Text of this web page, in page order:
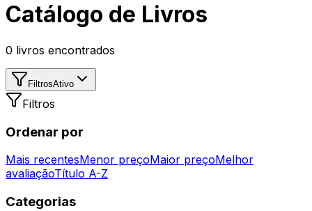
Catálogo de Livros
0 livros encontrados
FiltrosAtivo
Filtros
Ordenar por
Mais recentesMenor preçoMaior preçoMelhor
avaliaçãoTítulo A-Z
Categorias